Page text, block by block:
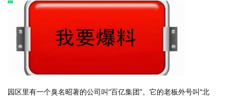
园区里有一个臭名昭著的公司叫“百亿集团”。它的老板外号叫“北